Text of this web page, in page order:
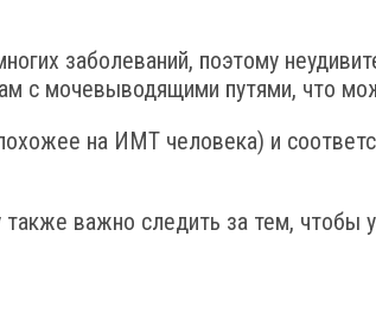
заболеваний, поэтому
с мочевыводящими путями, что
на ИМТ человека) и
важно следить за тем,